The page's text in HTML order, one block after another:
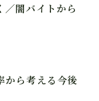
／闇バイトから
から考える今後